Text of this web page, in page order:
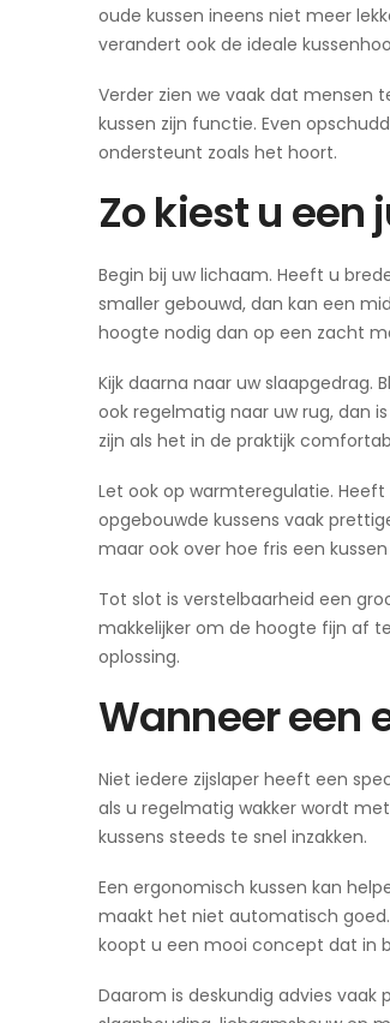
oude kussen ineens niet meer
verandert ook de ideale
Verder zien we vaak dat mensen
kussen zijn functie. Even
ondersteunt zoals het hoort.
Zo kiest u
Begin bij uw lichaam. Heeft u
smaller gebouwd, dan kan een
hoogte nodig dan op een zacht
Kijk daarna naar uw slaapgedrag.
ook regelmatig naar uw rug, dan
zijn als het in de praktijk
Let ook op warmteregulatie.
opgebouwde kussens vaak
maar ook over hoe fris een
Tot slot is verstelbaarheid een
makkelijker om de hoogte fijn af
oplossing.
Wanneer een
Niet iedere zijslaper heeft een
als u regelmatig wakker wordt
kussens steeds te snel inzakken.
Een ergonomisch kussen kan
maakt het niet automatisch
koopt u een mooi concept dat in
Daarom is deskundig advies